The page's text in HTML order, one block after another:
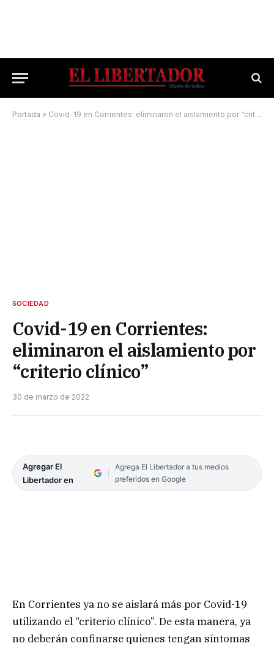
Portada » Covid-19 en Corrientes: eliminaron el aislamiento por “criterio clínico”
SOCIEDAD
Covid-19 en Corrientes:
eliminaron el aislamiento por
“criterio clínico”
30 de marzo de 2022
Agregar El
Libertador en
Agrega El Libertador a tus medios
preferidos en Google
En Corrientes ya no se aislará más por Covid-19
utilizando el “criterio clínico”. De esta manera, ya
no deberán confinarse quienes tengan síntomas